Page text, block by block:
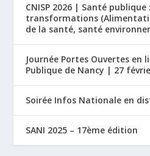
CNISP 2026 | Santé
transformations
de la santé, santé
Journée Portes Ouvertes en
Publique de Nancy | 27
Soirée Infos Nationale en
SANI 2025 – 17ème édition